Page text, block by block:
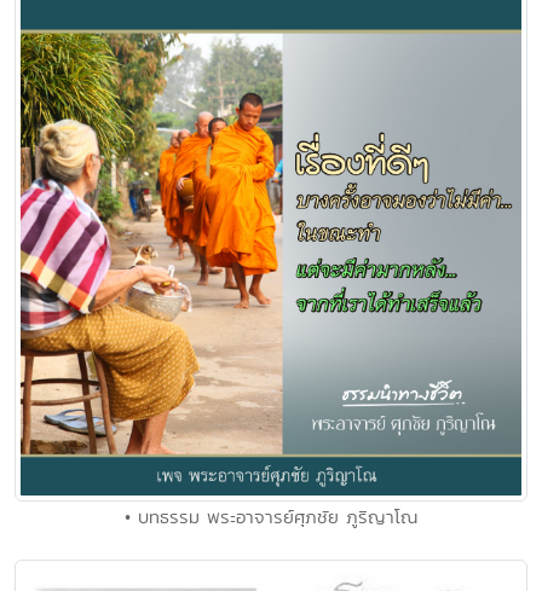
• บทธรรม พระอาจารย์ศุภชัย ภูริญาโณ